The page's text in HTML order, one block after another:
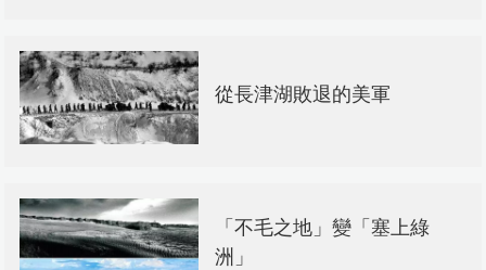
從長津湖敗退的美軍
「不毛之地」變「塞上綠
洲」